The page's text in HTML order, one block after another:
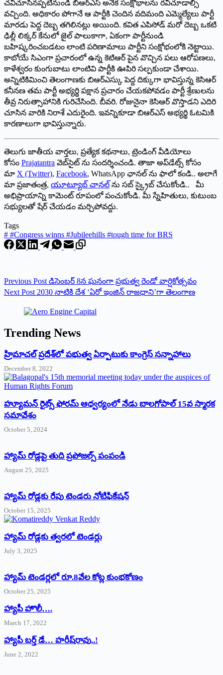
చవిచూసినప్పటినుండీ బిఆర్ఎస్ అనేక సంక్షోభాలను రవిచూడాల్సి
వచ్చింది. అధికారం పోగానే ఆ పార్టీకి చెందిన వదిమంది ఎమ్మెల్యేలు పార్టీ
మారడు పెద్ద దెబ్బ తగిలినట్లు అయింది. కవిత ఎపిసోడ్ మరో దెబ్బ ఒకటి
ఢిల్లీ లిక్కర్ కేనులో జైల్ పాలుకాగా, ఏకంగా పార్టీనుండి
బహిష్కరించబడటం లాంటి పరిణామాలు పార్టీని సంక్షోభంలోకి నెట్టాయి.
కాబోయే సిఎంగా ప్రచారంలో ఉన్న కెటిఆర్ పైన వొచ్చిన పలు ఆరోపణలు,
కాళేశ్వరం కుంగుబాటు లాంటివి పార్టీకి ఊపిరి సల్పకుండా చేశాయి.
అన్నిటికిమించి తెలంగాణకు బిఆర్ఎస్కు పెద్ద దిక్కుగా భావిస్తున్న కెసిఆర్
కనీనణ తమ పార్టీ అభ్యర్థి పక్షాన ప్రచారం చేయకపోవడం పార్టీ శ్రేణులను
తీవ్ర నిరుత్సాహానికి గురిచేసింది. బీవరి. రోజునైనా కెసిఆర్ వొస్తాడని ఎదిరి
చూసిన వారికి నిరాశే ఎదురైంది. ఇవన్నికూడా బిఆర్ఎస్ అభ్యర్థి ఓటమికి
కారణాలుగా భావిస్తున్నారు.
తెలుగు జాతీయ వార్తలు, ప్రత్యేక కథనాలు, ట్రెండింగ్ వీడియోలు
కోసం Prajatantra వెబ్‌సైట్ ను సందర్శించండి. తాజా అప్‌డేట్స్ కోసం
మా X (Twitter), Facebook, WhatsApp ఛానల్ ను ఫాలో కండి.. అలాగే
మా ప్రజాతంత్ర, యూట్యూబ్ చానల్ ను సబ్ స్క్రైబ్ చేసుకోండి.. మీ
అభిప్రాయాన్ని కామెంట్ రూపంలో పంచుకోండి. మీ స్నేహితులు, కుటుంబ
సభ్యులతో షేర్ చేయడం మర్చిపోవద్దు.
Tags
# #Congress winns #Jubileehills #tough time for BRS
Previous Post డిసెంబర్ 8న ఘనంగా ప్రభుత్వ రెండో వార్షికోత్సవం
Next Post 2030 నాటికి దేశ ‘ఏరో ఇంజిన్ రాజధాని’గా తెలంగాణ
Trending News
‌హ్రిమాచల్‌ ‌ప్రదేశ్‌లో పభుత్వ ఏర్పాటుకు కాంగ్రెస్‌ ‌సన్నాహాలు
December 8, 2022
హ్యూమన్‌ రైట్స్‌ ఫోరమ్‌ ఆధ్వర్యంలో నేడు బాలగోపాల్‌ 15వ స్మారక
సమావేశం
October 5, 2024
హ్యామ్‌ రోడ్లపై తుది ప్రపోజల్స్‌ పంపండి
August 25, 2025
హ్యామ్‌ రోడ్లకు రేపు టెండరు నోటిఫికేషన్‌
October 15, 2025
హ్యామ్‌ రోడ్లకు త్వరలో టెండర్లు
July 3, 2025
హ్యామ్‌ ‌టెండర్లలో రూ.8వేల కోట్ల కుంభకోణం
October 25, 2025
హ్యాపీ హొలీ….
March 17, 2022
హ్యాపీ బర్త్ ‌డే… హరీష్‌రావు..!
June 2, 2022